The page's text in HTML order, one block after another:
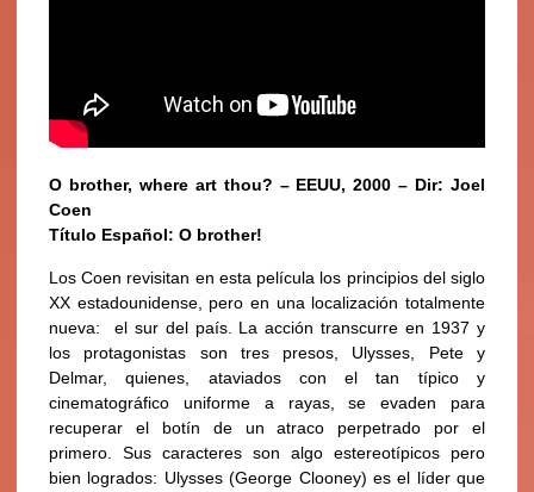
O brother, where art thou? – EEUU, 2000 – Dir: Joel
Coen
Título Español: O brother!
Los Coen revisitan en esta película los principios del siglo
XX estadounidense, pero en una localización totalmente
nueva: el sur del país. La acción transcurre en 1937 y
los protagonistas son tres presos, Ulysses, Pete y
Delmar, quienes, ataviados con el tan típico y
cinematográfico uniforme a rayas, se evaden para
recuperar el botín de un atraco perpetrado por el
primero. Sus caracteres son algo estereotípicos pero
bien logrados: Ulysses (George Clooney) es el líder que